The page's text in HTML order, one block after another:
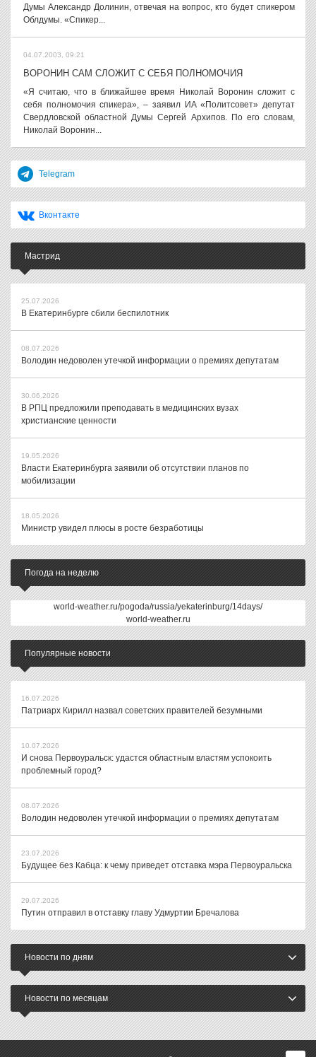
Думы Александр Долинин, отвечая на вопрос, кто будет спикером
Облдумы. «Спикер...
04.07.2003, 09:21
ВОРОНИН САМ СЛОЖИТ С СЕБЯ ПОЛНОМОЧИЯ
«Я считаю, что в ближайшее время Николай Воронин сложит с
себя полномочия спикера», – заявил ИА «Политсовет» депутат
Свердловской областной Думы Сергей Архипов. По его словам,
Николай Воронин...
Telegram
Вконтакте
Мастрид
25.07.2026
В Екатеринбурге сбили беспилотник
08.07.2026
Володин недоволен утечкой информации о премиях депутатам
30.06.2026
В РПЦ предложили преподавать в медицинских вузах
христианские ценности
19.05.2026
Власти Екатеринбурга заявили об отсутствии планов по
мобилизации
18.05.2026
Министр увидел плюсы в росте безработицы
Погода на неделю
world-weather.ru/pogoda/russia/yekaterinburg/14days/
world-weather.ru
Популярные новости
16.07.2026
Патриарх Кирилл назвал советских правителей безумными
10.07.2026
И снова Первоуральск: удастся областным властям успокоить
проблемный город?
08.07.2026
Володин недоволен утечкой информации о премиях депутатам
23.07.2026
Будущее без Кабца: к чему приведет отставка мэра Первоуральска
29.07.2026
Путин отправил в отставку главу Удмуртии Бречалова
Новости по дням
Новости по месяцам